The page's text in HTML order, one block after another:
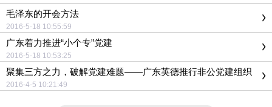
毛泽东的开会方法
2016-5-18 10:55:59
广东着力推进“小个专”党建
2016-5-18 10:53:25
聚集三方之力，破解党建难题——广东英德推行非公党建组织
化“3+N+1”模式
2016-4-5 10:21:49